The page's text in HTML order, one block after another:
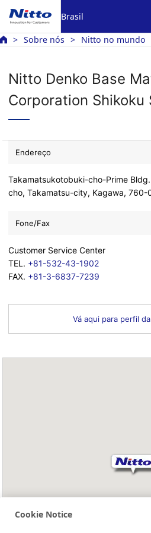
Brasil
Sobre nós Nitto no mundo
Nitto Denko Base
Corporation Shikoku
Endereço
Takamatsukotobuki-cho-Prime
cho, Takamatsu-city, Kagawa, 760-
Fone/Fax
Customer Service Center
TEL. +81-532-43-1902
FAX. +81-3-6837-7239
Vá aqui para perfil
Cookie Notice